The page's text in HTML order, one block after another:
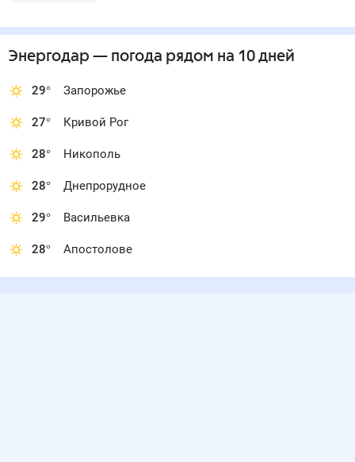
Энергодар — погода рядом на 10 дней
29° Запорожье
27° Кривой Рог
28° Никополь
28° Днепрорудное
29° Васильевка
28° Апостолове